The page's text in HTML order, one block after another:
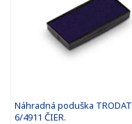
Náhradná poduška TRODAT
6/4911 ČIER.